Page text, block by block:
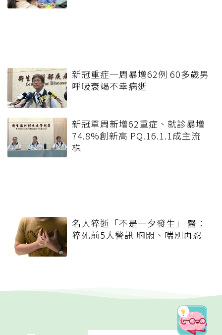
新冠重症一周暴增62例 60多歲男
呼吸衰竭不幸病逝
新冠單周新增62重症、就診暴增
74.8%創新高 PQ.16.1.1成主流
株
名人猝逝「不是一夕發生」 醫：
猝死前5大警訊 胸悶、喘別再忍